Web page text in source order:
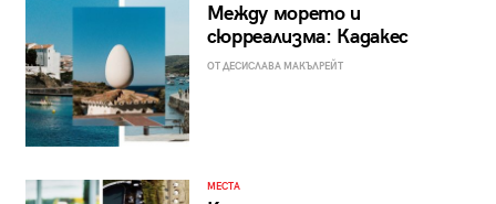
Между морето и
сюрреализма: Кадакес
ОТ ДЕСИСЛАВА МАКЪЛРЕЙТ
МЕСТА